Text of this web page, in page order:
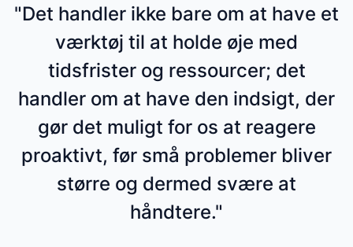
"Det handler ikke bare om at have et
værktøj til at holde øje med
tidsfrister og ressourcer; det
handler om at have den indsigt, der
gør det muligt for os at reagere
proaktivt, før små problemer bliver
større og dermed svære at
håndtere."